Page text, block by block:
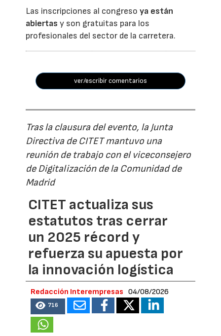
Las inscripciones al congresoya están
abiertas y son gratuitas para los
profesionales del sector de la carretera.
ver/escribir comentarios
Tras la clausura del evento, la Junta
Directiva de CITET mantuvo una
reunión de trabajo con el viceconsejero
de Digitalización de la Comunidad de
Madrid
CITET actualiza sus
estatutos tras cerrar
un 2025 récord y
refuerza su apuesta por
la innovación logística
Redacción Interempresas 04/08/2026
716